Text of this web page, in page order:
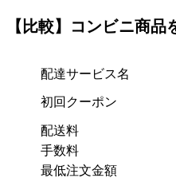
【比較】コンビニ商
配達サービス名
初回クーポン
配送料
手数料
最低注文金額